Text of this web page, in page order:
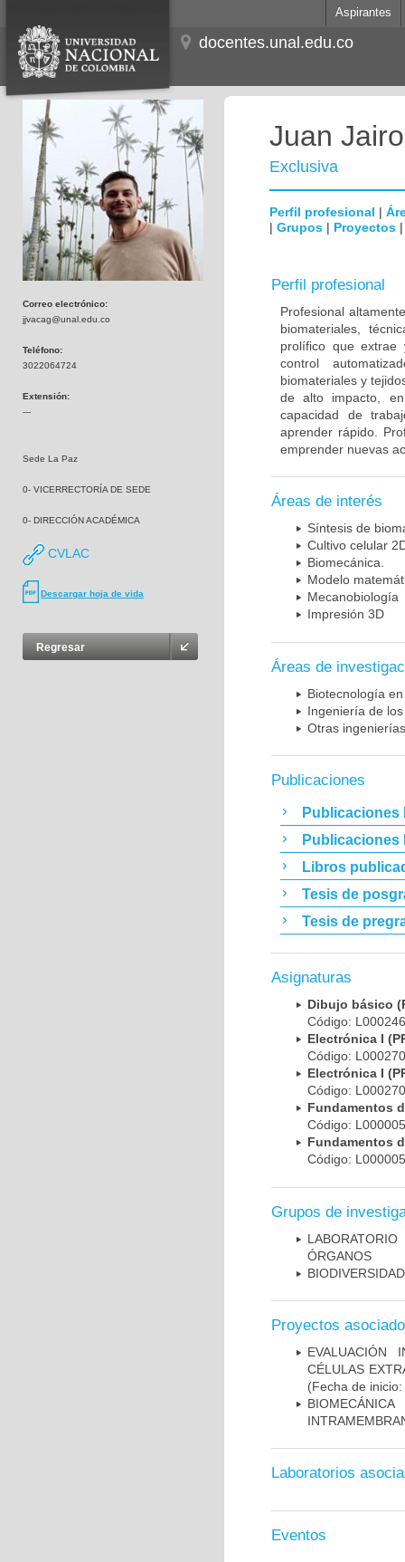
Aspirantes
docentes.unal.edu.co
Correo electrónico:
jjvacag@unal.edu.co
Teléfono:
3022064724
Extensión:
---
Sede La Paz
0- VICERRECTORÍA DE SEDE
0- DIRECCIÓN ACADÉMICA
CVLAC
Descargar hoja de vida
Regresar
Juan
Exclusiva
Perfil profesional |
| Grupos | Proyectos
Perfil profesional
Profesional
biomateriales,
prolífico que extrae
control
biomateriales y
de alto impacto,
capacidad de
aprender rápido.
emprender nuevas
Áreas de interés
Síntesis de
Cultivo celular
Biomecánica.
Modelo
Mecanobiología
Impresión 3D
Áreas de
Biotecnología
Ingeniería de
Otras
Publicaciones
Publicaciones
Publicaciones
Libros
Tesis de
Tesis de
Asignaturas
Dibujo básico
Código:
Electrónica I
Código:
Electrónica I
Código:
Fundamentos
Código:
Fundamentos
Código:
Grupos de
ÓRGANOS
Proyectos
EVALUACIÓN
CÉLULAS
(Fecha de
Laboratorios
Eventos